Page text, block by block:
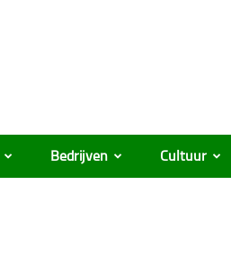
Bedrijven Cultuur